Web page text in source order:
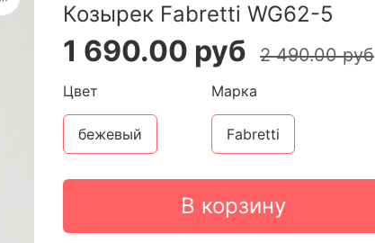
Козырек Fabretti WG62-5
1 690.00 руб 2 490.00 руб
В корзину
Цвет
бежевый
Марка
Fabretti